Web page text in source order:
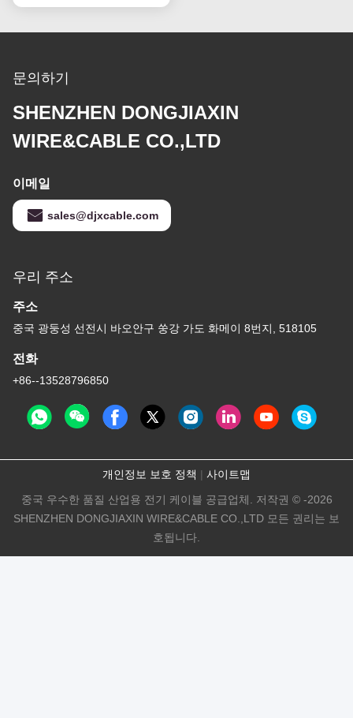
문의하기
SHENZHEN DONGJIAXIN
WIRE&CABLE CO.,LTD
이메일
sales@djxcable.com
우리 주소
주소
중국 광둥성 선전시 바오안구 쑹강 가도 화메이 8번지, 518105
전화
+86--13528796850
개인정보 보호 정책 | 사이트맵
중국 우수한 품질 산업용 전기 케이블 공급업체. 저작권 © -2026
SHENZHEN DONGJIAXIN WIRE&CABLE CO.,LTD 모든 권리는 보
호됩니다.